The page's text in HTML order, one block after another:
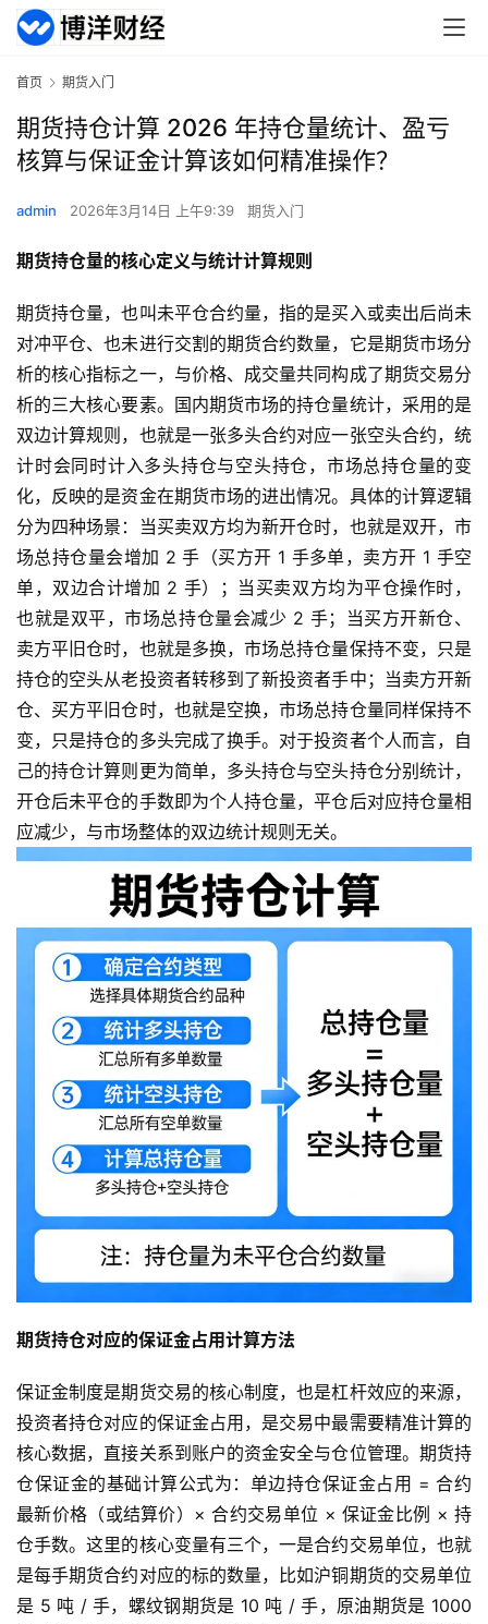
首页 期货入门
期货持仓计算 2026 年持仓量统计、盈亏
核算与保证金计算该如何精准操作？
admin 2026年3月14日 上午9:39 期货入门
期货持仓量的核心定义与统计计算规则
期货持仓量，也叫未平仓合约量，指的是买入或卖出后尚未
对冲平仓、也未进行交割的期货合约数量，它是期货市场分
析的核心指标之一，与价格、成交量共同构成了期货交易分
析的三大核心要素。国内期货市场的持仓量统计，采用的是
双边计算规则，也就是一张多头合约对应一张空头合约，统
计时会同时计入多头持仓与空头持仓，市场总持仓量的变
化，反映的是资金在期货市场的进出情况。具体的计算逻辑
分为四种场景：当买卖双方均为新开仓时，也就是双开，市
场总持仓量会增加 2 手（买方开 1 手多单，卖方开 1 手空
单，双边合计增加 2 手）；当买卖双方均为平仓操作时，
也就是双平，市场总持仓量会减少 2 手；当买方开新仓、
卖方平旧仓时，也就是多换，市场总持仓量保持不变，只是
持仓的空头从老投资者转移到了新投资者手中；当卖方开新
仓、买方平旧仓时，也就是空换，市场总持仓量同样保持不
变，只是持仓的多头完成了换手。对于投资者个人而言，自
己的持仓计算则更为简单，多头持仓与空头持仓分别统计，
开仓后未平仓的手数即为个人持仓量，平仓后对应持仓量相
应减少，与市场整体的双边统计规则无关。
期货持仓对应的保证金占用计算方法
保证金制度是期货交易的核心制度，也是杠杆效应的来源，
投资者持仓对应的保证金占用，是交易中最需要精准计算的
核心数据，直接关系到账户的资金安全与仓位管理。期货持
仓保证金的基础计算公式为：单边持仓保证金占用 = 合约
最新价格（或结算价）× 合约交易单位 × 保证金比例 × 持
仓手数。这里的核心变量有三个，一是合约交易单位，也就
是每手期货合约对应的标的数量，比如沪铜期货的交易单位
是 5 吨 / 手，螺纹钢期货是 10 吨 / 手，原油期货是 1000